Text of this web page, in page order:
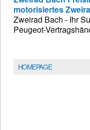
motorisiertes
Zweirad Bach - Ihr
Peugeot-
HOMEPAGE